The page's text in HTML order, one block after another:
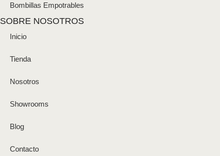
Bombillas Empotrables
SOBRE NOSOTROS
Inicio
Tienda
Nosotros
Showrooms
Blog
Contacto